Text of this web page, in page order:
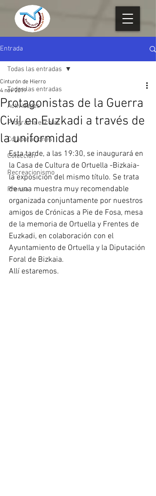
Entrada
Todas las entradas
Actividades
Programa escolar
Colaboraciones
Colección
Recreacionismo
Prensa
Todas las entradas
Protagonistas de la Guerra
Civil en Euzkadi a través de
la uniformidad
Cinturón de Hierro
4 nov 2019
Esta tarde, a las 19:30, se inaugurará en
la Casa de Cultura de Ortuella -Bizkaia-
la exposición del mismo título. Se trata
de una muestra muy recomendable
organizada conjuntamente por nuestros
amigos de Crónicas a Pie de Fosa, mesa
de la memoria de Ortuella y Frentes de
Euzkadi, en colaboración con el
Ayuntamiento de Ortuella y la Diputación
Foral de Bizkaia.
Allí estaremos.